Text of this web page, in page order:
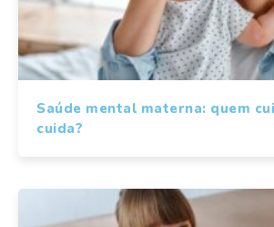
Saúde mental materna: quem
cuida?